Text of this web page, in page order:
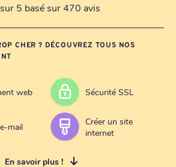
5 basé sur 470 avis
CHER ? DÉCOUVREZ TOUS NOS
web Sécurité SSL
mail
Créer un site
internet
En savoir plus !